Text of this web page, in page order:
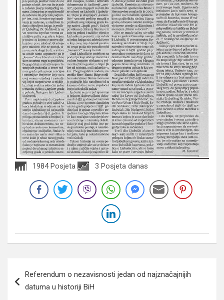
1984 Posjeta 3 Posjeta danas
članaka
Referendum o nezavisnosti jedan od najznačajnijih
datuma u historiji BiH